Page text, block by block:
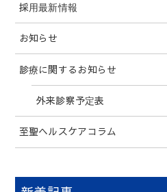
採用最新情報
お知らせ
診療に関するお知らせ
外来診察予定表
至聖ヘルスケアコラム